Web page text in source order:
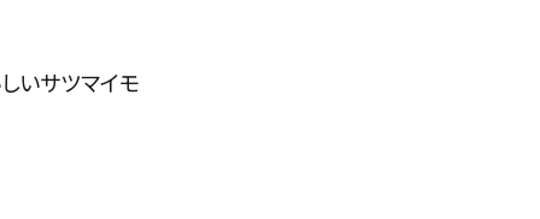
いサツマイモ